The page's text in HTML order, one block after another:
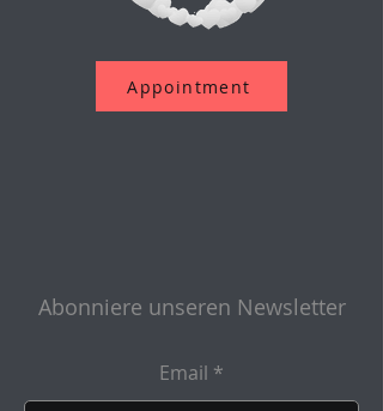
Appointment
Abonniere unseren Newsletter
Email